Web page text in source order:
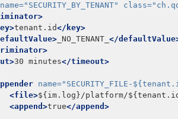
name="SECURITY_BY_TENANT" class=
tenant.id</key>
_NO_TENANT_ </
30 minutes</timeout>
name="SECURITY_FILE-
<file>${im.log}/platform/
<append>true</append>